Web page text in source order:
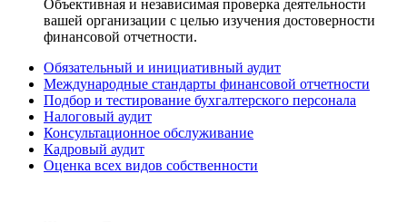
Объективная и независимая проверка деятельности
вашей организации с целью изучения достоверности
финансовой отчетности.
Обязательный и инициативный аудит
Международные стандарты финансовой отчетности
Подбор и тестирование бухгалтерского персонала
Налоговый аудит
Консультационное обслуживание
Кадровый аудит
Оценка всех видов собственности